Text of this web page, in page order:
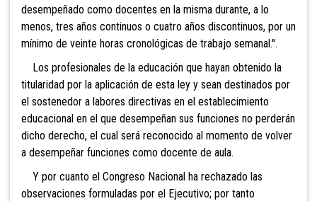
desempeñado como docentes en la misma durante, a lo
menos, tres años continuos o cuatro años discontinuos, por un
mínimo de veinte horas cronológicas de trabajo semanal.''.
Los profesionales de la educación que hayan obtenido la
titularidad por la aplicación de esta ley y sean destinados por
el sostenedor a labores directivas en el establecimiento
educacional en el que desempeñan sus funciones no perderán
dicho derecho, el cual será reconocido al momento de volver
a desempeñar funciones como docente de aula.
Y por cuanto el Congreso Nacional ha rechazado las
observaciones formuladas por el Ejecutivo; por tanto